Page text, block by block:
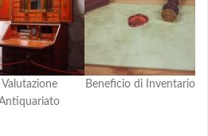
Valutazione
Beneficio di Inventario